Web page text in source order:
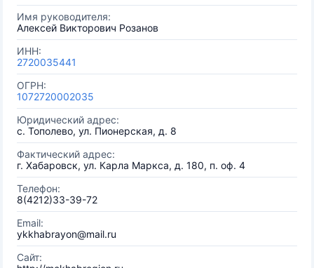
Имя руководителя:
Алексей Викторович Розанов
ИНН:
2720035441
ОГРН:
1072720002035
Юридический адрес:
с. Тополево, ул. Пионерская, д. 8
Фактический адрес:
г. Хабаровск, ул. Карла Маркса, д. 180, п. оф. 4
Телефон:
8(4212)33-39-72
Email:
ykkhabrayon@mail.ru
Сайт: